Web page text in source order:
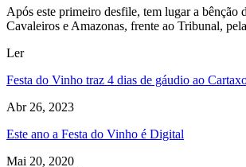
Após este primeiro desfile, tem lugar a bênção
Cavaleiros e Amazonas, frente ao Tribunal,
Ler
Festa do Vinho traz 4 dias de gáudio ao
Abr 26, 2023
Este ano a Festa do Vinho é Digital
Mai 20, 2020